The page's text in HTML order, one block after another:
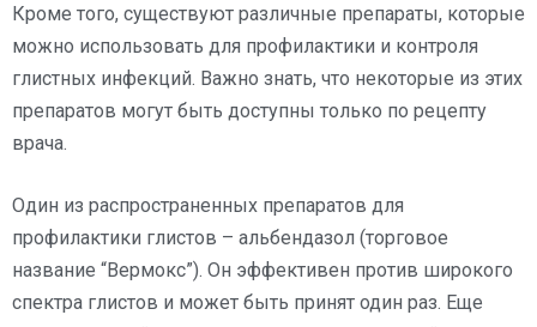
Кроме того, существуют различные препараты, которые
можно использовать для профилактики и контроля
глистных инфекций. Важно знать, что некоторые из этих
препаратов могут быть доступны только по рецепту
врача.
Один из распространенных препаратов для
профилактики глистов – альбендазол (торговое
название “Вермокс”). Он эффективен против широкого
спектра глистов и может быть принят один раз. Еще